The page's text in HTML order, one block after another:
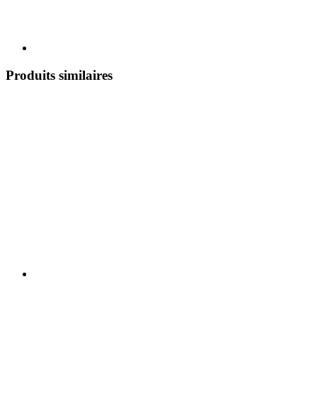
Produits similaires